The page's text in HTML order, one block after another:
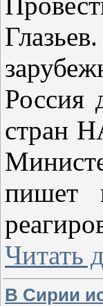
Россия
стран
пишет
Читать
В Сирии